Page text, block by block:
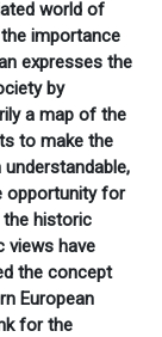
world of
importance
expresses the
by
a map of the
to make the
opportunity for
historic
views have
the concept
European
for the